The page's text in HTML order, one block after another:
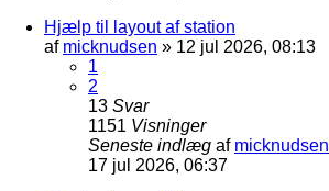
Hjælp til layout af station
af micknudsen » 12 jul 2026, 08:13
1
2
13 Svar
1151 Visninger
Seneste indlæg af micknudsen
17 jul 2026, 06:37